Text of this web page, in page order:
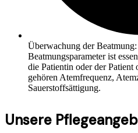
Überwachung der
Beatmungsparameter ist
die Patientin oder der
gehören Atemfrequenz,
Sauerstoffsättigung.
Unsere